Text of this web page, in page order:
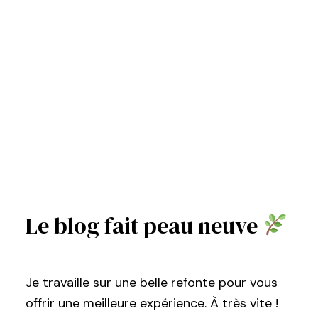
Le blog fait peau neuve
Je travaille sur une belle refonte pour vous
offrir une meilleure expérience. À très vite !